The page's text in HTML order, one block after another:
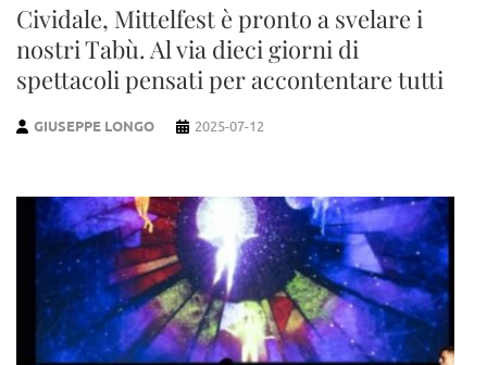
Cividale, Mittelfest è pronto a svelare i
nostri Tabù. Al via dieci giorni di
spettacoli pensati per accontentare tutti
GIUSEPPE LONGO 2025-07-12